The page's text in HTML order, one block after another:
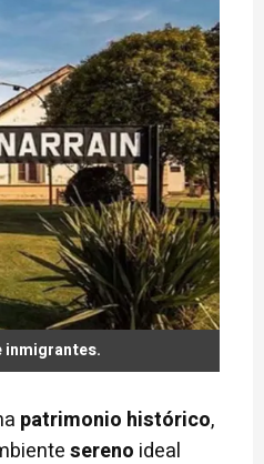
inmigrantes.
patrimonio histórico,
sereno ideal